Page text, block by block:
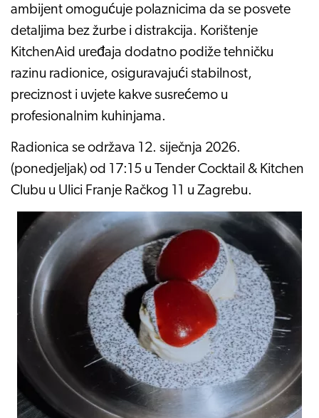
ambijent omogućuje polaznicima da se posvete
detaljima bez žurbe i distrakcija. Korištenje
KitchenAid uređaja dodatno podiže tehničku
razinu radionice, osiguravajući stabilnost,
preciznost i uvjete kakve susrećemo u
profesionalnim kuhinjama.
Radionica se održava 12. siječnja 2026.
(ponedjeljak) od 17:15 u Tender Cocktail & Kitchen
Clubu u Ulici Franje Račkog 11 u Zagrebu.